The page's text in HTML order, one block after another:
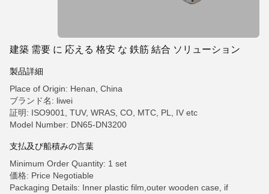
建築 需要 に 応える 格安 な 鉄筋 結合 ソリューション
製品詳細
Place of Origin: Henan, China
ブランド名: liwei
証明: ISO9001, TUV, WRAS, CO, MTC, PL, IV etc
Model Number: DN65-DN3200
支払及び船積みの言葉
Minimum Order Quantity: 1 set
価格: Price Negotiable
Packaging Details: Inner plastic film,outer wooden case, if